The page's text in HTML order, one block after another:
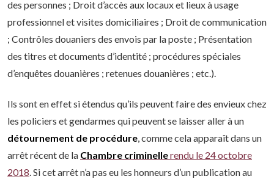
des personnes ; Droit d’accès aux locaux et lieux à usage
professionnel et visites domiciliaires ; Droit de communication
; Contrôles douaniers des envois par la poste ; Présentation
des titres et documents d’identité ; procédures spéciales
d’enquêtes douanières ; retenues douanières ; etc.).
Ils sont en effet si étendus qu’ils peuvent faire des envieux chez
les policiers et gendarmes qui peuvent se laisser aller à un
détournement de procédure, comme cela apparaît dans un
arrêt récent de la Chambre criminellerendu le 24 octobre
2018. Si cet arrêt n’a pas eu les honneurs d’un publication au